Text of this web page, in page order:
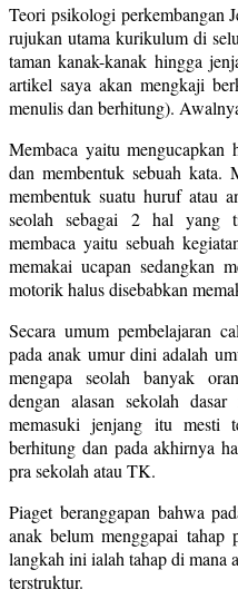
Teori psikologi perkembangan
rujukan utama kurikulum di
taman kanak-kanak hingga
artikel saya akan mengkaji
menulis dan berhitung).
Membaca yaitu
dan membentuk sebuah kata.
membentuk suatu huruf atau
seolah sebagai 2 hal yang
membaca yaitu sebuah
memakai ucapan sedangkan
motorik halus disebabkan
Secara umum pembelajaran
pada anak umur dini adalah
mengapa seolah banyak
dengan alasan sekolah
memasuki jenjang itu mesti
berhitung dan pada akhirnya
pra sekolah atau TK.
Piaget beranggapan bahwa
anak belum menggapai tahap
langkah ini ialah tahap di mana
terstruktur.